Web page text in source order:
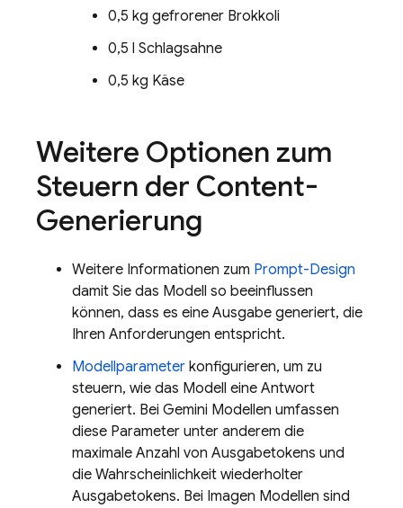
0,5 kg gefrorener Brokkoli
0,5 l Schlagsahne
0,5 kg Käse
Weitere Optionen zum
Steuern der Content-
Generierung
Weitere Informationen zum Prompt-Design
damit Sie das Modell so beeinflussen
können, dass es eine Ausgabe generiert, die
Ihren Anforderungen entspricht.
Modellparameter konfigurieren, um zu
steuern, wie das Modell eine Antwort
generiert. Bei Gemini Modellen umfassen
diese Parameter unter anderem die
maximale Anzahl von Ausgabetokens und
die Wahrscheinlichkeit wiederholter
Ausgabetokens. Bei Imagen Modellen sind